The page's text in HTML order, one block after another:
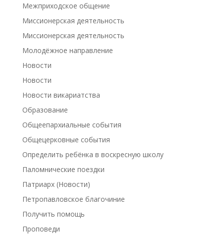
Межприходское общение
Миссионерская деятельность
Миссионерская деятельность
Молодёжное направление
Новости
Новости
Новости викариатства
Образование
Общеепархиальные события
Общецерковные события
Определить ребёнка в воскресную школу
Паломнические поездки
Патриарх (Новости)
Петропавловское благочиние
Получить помощь
Проповеди